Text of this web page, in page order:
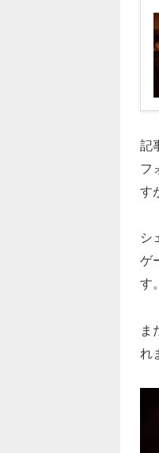
記
フ
す
シ
ゲ
す。
ま
れ